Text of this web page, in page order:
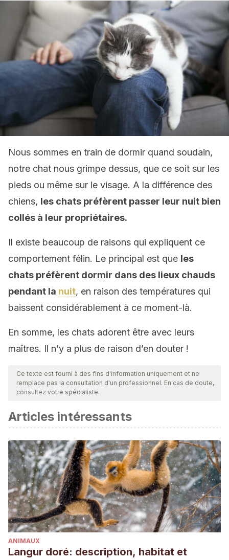
Nous sommes en train de dormir quand soudain,
notre chat nous grimpe dessus, que ce soit sur les
pieds ou même sur le visage. A la différence des
chiens, les chats préfèrent passer leur nuit bien
collés à leur propriétaires.
Il existe beaucoup de raisons qui expliquent ce
comportement félin. Le principal est que les
chats préfèrent dormir dans des lieux chauds
pendant la nuit, en raison des températures qui
baissent considérablement à ce moment-là.
En somme, les chats adorent être avec leurs
maîtres. Il n’y a plus de raison d’en douter !
Ce texte est fourni à des fins d'information uniquement et ne
remplace pas la consultation d'un professionnel. En cas de doute,
consultez votre spécialiste.
Articles intéressants
ANIMAUX
Langur doré: description, habitat et